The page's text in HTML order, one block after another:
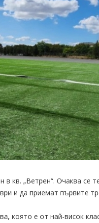
кв. „Ветрен“. Очаква се
и да приемат първите
която е от най-висок